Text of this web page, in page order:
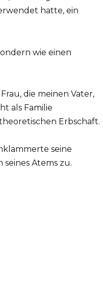
hatte, ein
wie einen
die meinen Vater,
als Familie
Erbschaft.
seine
Atems zu.